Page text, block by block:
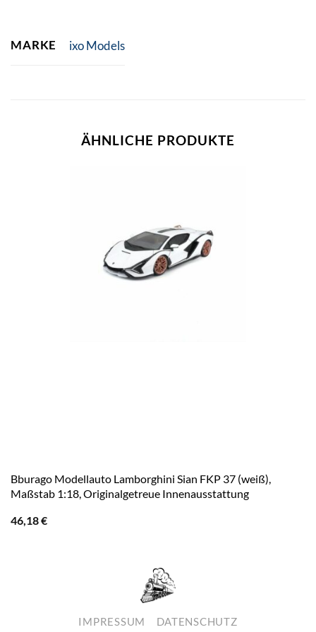
MARKE ixo Models
ÄHNLICHE PRODUKTE
Bburago Modellauto Lamborghini Sian FKP 37 (weiß),
Maßstab 1:18, Originalgetreue Innenausstattung
46,18€
IMPRESSUM DATENSCHUTZ